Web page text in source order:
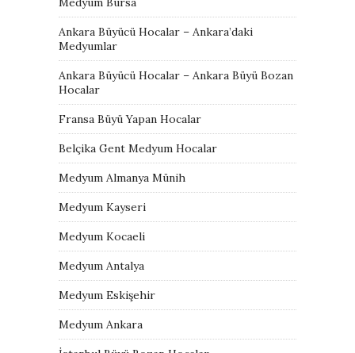
Ankara Büyücü Hocalar – Ankara’daki
Medyumlar
Ankara Büyücü Hocalar – Ankara Büyü Bozan
Hocalar
Fransa Büyü Yapan Hocalar
Belçika Gent Medyum Hocalar
Medyum Almanya Münih
Medyum Kayseri
Medyum Kocaeli
Medyum Antalya
Medyum Eskişehir
Medyum Ankara